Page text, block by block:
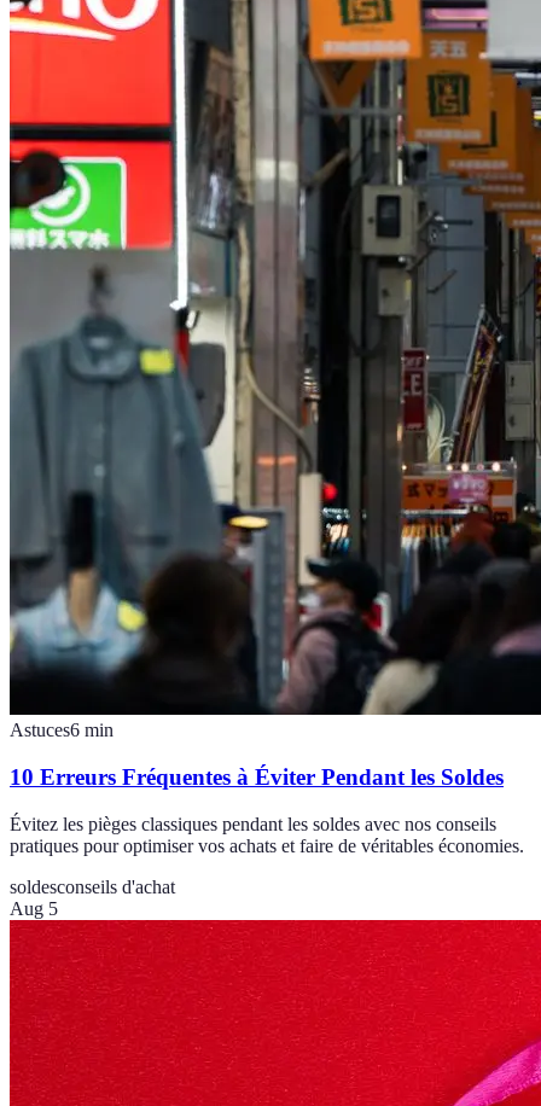
Astuces6 min
10 Erreurs Fréquentes à Éviter Pendant les Soldes
Évitez les pièges classiques pendant les soldes avec nos conseils
pratiques pour optimiser vos achats et faire de véritables économies.
soldesconseils d'achat
Aug 5